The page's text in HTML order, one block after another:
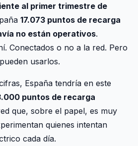
al primer trimestre de
17.073 puntos de recarga
no están operativos.
Conectados o no a la red. Pero
usarlos.
España tendría en este
puntos de recarga
que, sobre el papel, es muy
quienes intentan
cada día.